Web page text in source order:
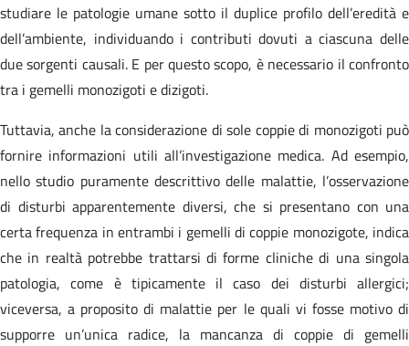
studiare le patologie umane sotto il duplice profilo dell’eredità e
dell’ambiente, individuando i contributi dovuti a ciascuna delle
due sorgenti causali. E per questo scopo, è necessario il confronto
tra i gemelli monozigoti e dizigoti.
Tuttavia, anche la considerazione di sole coppie di monozigoti può
fornire informazioni utili all’investigazione medica. Ad esempio,
nello studio puramente descrittivo delle malattie, l’osservazione
di disturbi apparentemente diversi, che si presentano con una
certa frequenza in entrambi i gemelli di coppie monozigote, indica
che in realtà potrebbe trattarsi di forme cliniche di una singola
patologia, come è tipicamente il caso dei disturbi allergici;
viceversa, a proposito di malattie per le quali vi fosse motivo di
supporre un’unica radice, la mancanza di coppie di gemelli